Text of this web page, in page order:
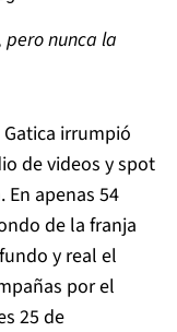
pero nunca la
irrumpió
de videos y spot
En apenas 54
de la franja
y real el
por el
25 de